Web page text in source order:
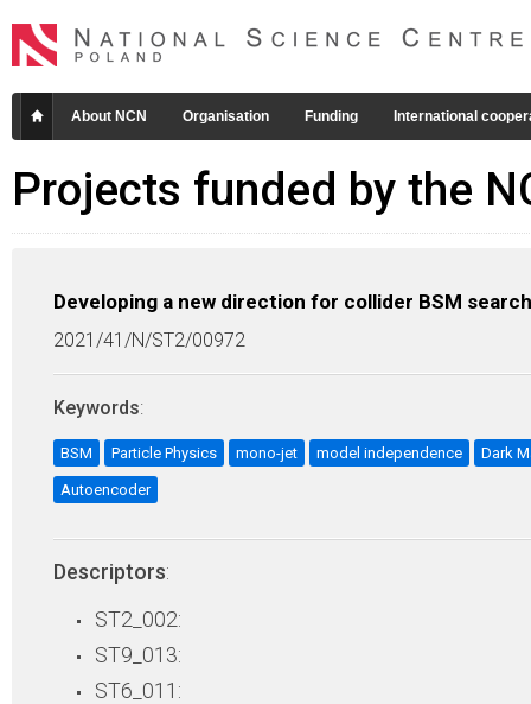
About NCN Organisation Funding International
Projects funded by the
Developing a new direction for collider BSM
2021/41/N/ST2/00972
Keywords:
BSM Particle Physics mono-jet model independence Dark
Autoencoder
Descriptors:
ST2_002:
ST9_013:
ST6_011: